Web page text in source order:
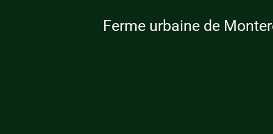
Ferme urbaine de